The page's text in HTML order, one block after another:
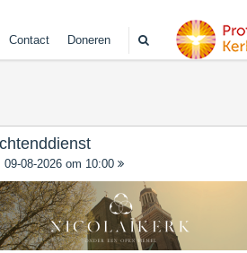
Contact Doneren
09-08-2026 om 10:00